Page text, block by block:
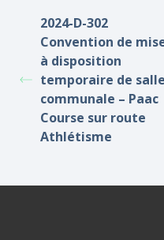
2024-D-302
Convention de
à disposition
temporaire de salle
communale – Paac
Course sur route
Athlétisme